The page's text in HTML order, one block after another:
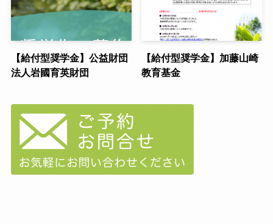
【給付型奨学金】公益財団
法人岩國育英財団
【給付型奨学金】加藤山崎
教育基金